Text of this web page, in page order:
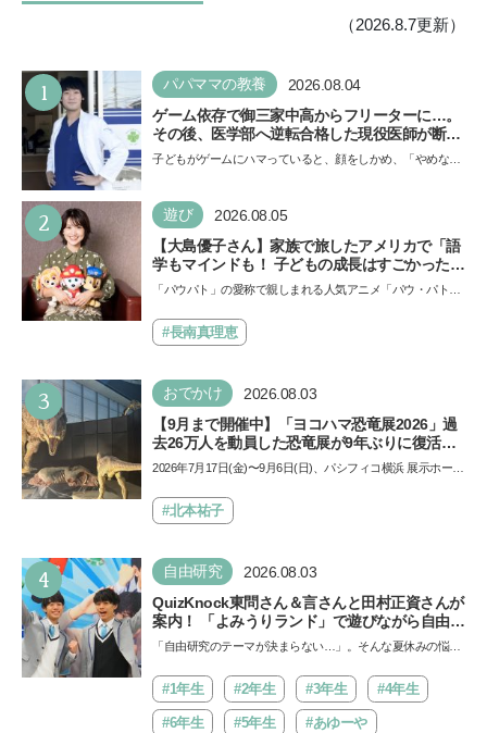
（2026.8.7更新）
1 パパママの教養 2026.08.04
ゲーム依存で御三家中高からフリーターに…。
その後、医学部へ逆転合格した現役医師が断言
「ゲームの経験が受験勉強に役立った」そう考
子どもがゲームにハマっていると、顔をしかめ、「やめなさ
い…
2 遊び 2026.08.05
【大島優子さん】家族で旅したアメリカで「語
学もマインドも！ 子どもの成長はすごかった」
声優をつとめた映画『パウ・パトロール ザ・ダ
できると子どもに知ってほしい
「パウパト」の愛称で親しまれる人気アニメ「パウ・パトロ
ザ…#長南真理恵
3 おでかけ 2026.08.03
【9月まで開催中】「ヨコハマ恐竜展2026」過
去26万人を動員した恐竜展が9年ぶりに復活！
夏休みのおでかけで楽しむポイントを完全ガイ
2026年7月17日(金)〜9月6日(日)、パシフィコ横浜 展示ホール
催…#北本祐子
4 自由研究 2026.08.03
QuizKnock東問さん＆言さんと田村正資さんが
案内！ 「よみうりランド」で遊びながら自由研
究が進む期間限定イベントが開催
「自由研究のテーマが決まらない…」。そんな夏休みの悩み
バ!!…
#1年生 #2年生 #3年生 #4年生
#6年生 #5年生 #あゆーや